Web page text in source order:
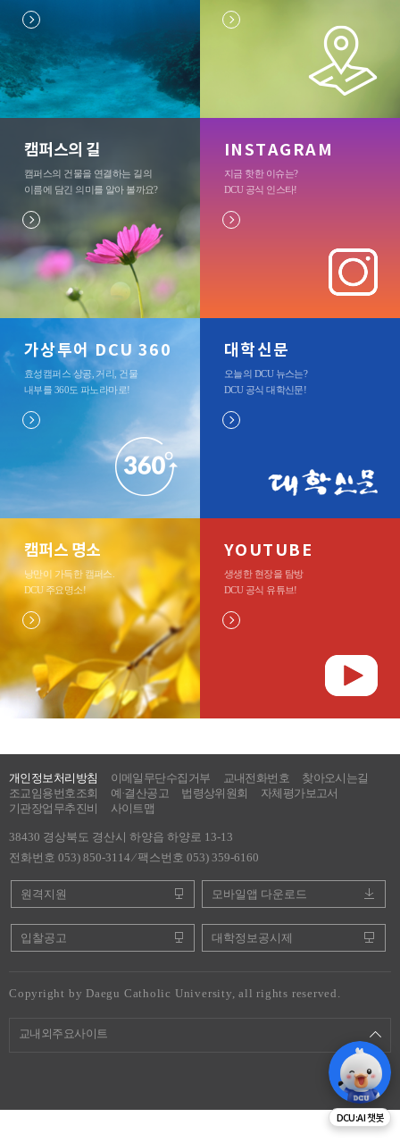
캠퍼스의 길
캠퍼스의 건물을 연결하는 길의
이름에 담긴 의미를 알아 볼까요?
INSTAGRAM
지금 핫한 이슈는?
DCU 공식 인스타!
가상투어 DCU 360
효성캠퍼스 상공, 거리, 건물
내부를 360도 파노라마로!
캠퍼스 명소
낭만이 가득한 캠퍼스.
DCU 주요명소!
대학신문
오늘의 DCU 뉴스는?
DCU 공식 대학신문!
YOUTUBE
생생한 현장을 탐방
DCU 공식 유튜브!
개인정보처리방침 이메일무단수집거부 교내전화번호
찾아오시는길
조교임용번호조회
예·결산공고 법령상위원회
자체평가보고서
기관장업무추진비
사이트맵
38430 경상북도 경산시 하양읍 하양로 13-13
전화번호 053) 850-3114 ⁄ 팩스번호 053) 359-6160
원격지원 모바일앱 다운로드
입찰공고 대학정보공시제
Copyright by Daegu Catholic University, all rights reserved.
교내외주요사이트
DCU:AI 챗봇